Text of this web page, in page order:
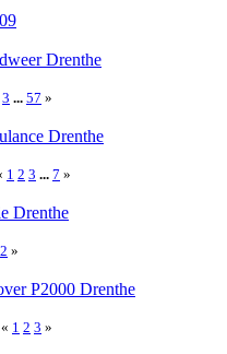
Drenthe
3 ... 57 »
Drenthe
1 2 3 ... 7 »
Drenthe
2 »
P2000 Drenthe
« 1 2 3 »